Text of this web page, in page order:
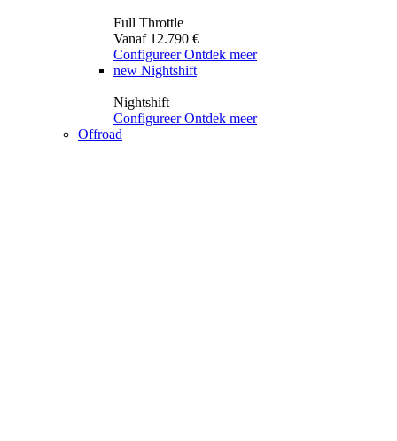
Full Throttle
Vanaf 12.790 €
Configureer Ontdek meer
new Nightshift
Nightshift
Configureer Ontdek meer
Offroad